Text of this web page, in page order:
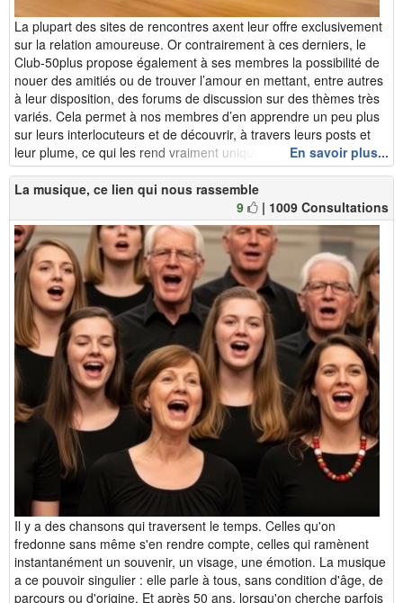
La plupart des sites de rencontres axent leur offre exclusivement
sur la relation amoureuse. Or contrairement à ces derniers, le
Club-50plus propose également à ses membres la possibilité de
nouer des amitiés ou de trouver l’amour en mettant, entre autres
à leur disposition, des forums de discussion sur des thèmes très
variés. Cela permet à nos membres d’en apprendre un peu plus
sur leurs interlocuteurs et de découvrir, à travers leurs posts et
leur plume, ce qui les rend vraiment uniques, certains ...En savoir plus...
La musique, ce lien qui nous rassemble
9
| 1009 Consultations
Il y a des chansons qui traversent le temps. Celles qu'on
fredonne sans même s'en rendre compte, celles qui ramènent
instantanément un souvenir, un visage, une émotion. La musique
a ce pouvoir singulier : elle parle à tous, sans condition d'âge, de
parcours ou d'origine. Et après 50 ans, lorsqu'on cherche parfois